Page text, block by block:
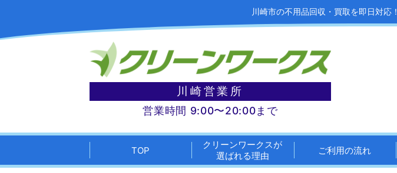
川崎市の不用品回収・買取を即日対応！
川崎営業所
営業時間 9:00〜20:00まで
TOP
クリーンワークスが
選ばれる理由
ご利用の流れ